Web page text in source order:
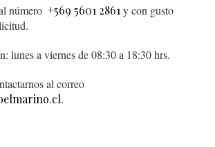
número +569 5601 2861 y con gusto
lunes a viernes de 08:30 a 18:30 hrs.
al correo